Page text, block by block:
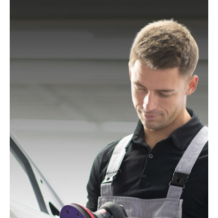
150/5 EQ, ETS 150/5 EQ-C, ETS 150/5 EQ-Plus, ETS
150/S EQ-E, LEX 150, LEX 3 150/3, RO 150, RO 150
E, RO 150 FEQ, RO 150 FEQ-Plus, RO 2 E-Plus, WTS